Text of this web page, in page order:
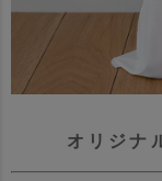
オリジナ